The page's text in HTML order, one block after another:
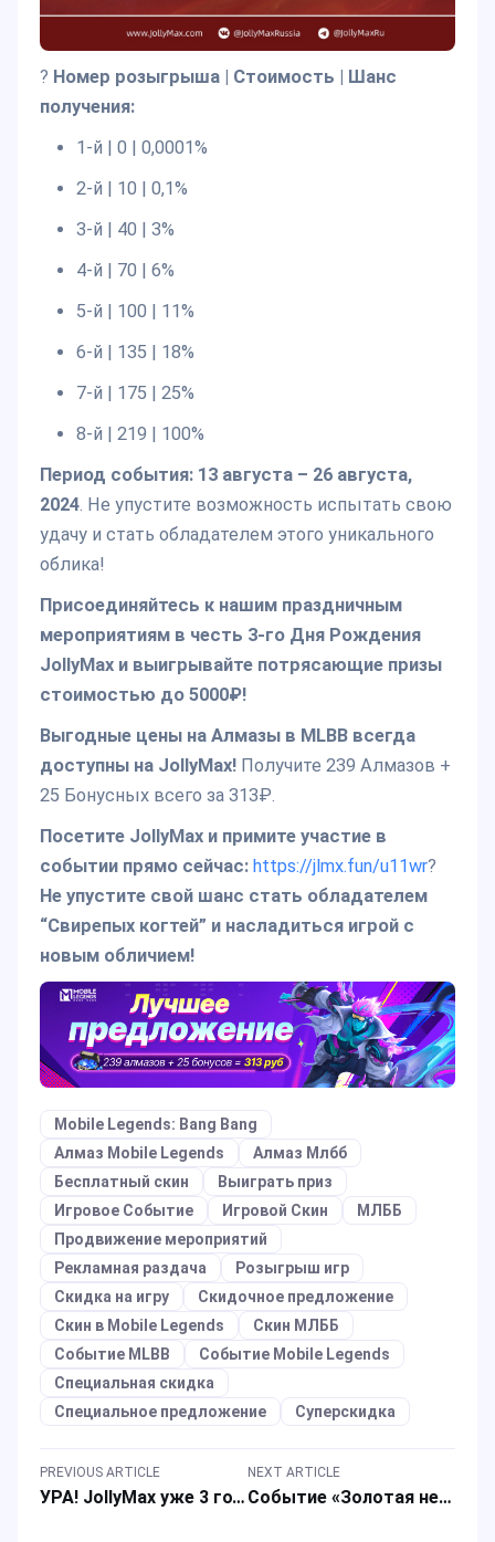
? Номер розыгрыша | Стоимость | Шанс
получения:
1-й | 0 | 0,0001%
2-й | 10 | 0,1%
3-й | 40 | 3%
4-й | 70 | 6%
5-й | 100 | 11%
6-й | 135 | 18%
7-й | 175 | 25%
8-й | 219 | 100%
Период события: 13 августа – 26 августа,
2024. Не упустите возможность испытать свою
удачу и стать обладателем этого уникального
облика!
Присоединяйтесь к нашим праздничным
мероприятиям в честь 3-го Дня Рождения
JollyMax и выигрывайте потрясающие призы
стоимостью до 5000₽!
Выгодные цены на Алмазы в MLBB всегда
доступны на JollyMax! Получите 239 Алмазов +
25 Бонусных всего за 313₽.
Посетите JollyMax и примите участие в
событии прямо сейчас: https://jlmx.fun/u11wr?
Не упустите свой шанс стать обладателем
“Свирепых когтей” и насладиться игрой с
новым обличием!
Mobile Legends: Bang Bang
Алмаз Mobile Legends
Алмаз Млбб
Бесплатный скин
Выиграть приз
Игровое Событие
Игровой Скин
МЛББ
Продвижение мероприятий
Рекламная раздача
Розыгрыш игр
Скидка на игру
Скидочное предложение
Скин в Mobile Legends
Скин МЛББ
Событие MLBB
Событие Mobile Legends
Специальная скидка
Специальное предложение
Суперскидка
PREVIOUS ARTICLE
УРА! JollyMax уже 3 года и мы благодарны, что всё это время вы были вместе с нами
NEXT ARTICLE
Событие «Золотая неделя камелий» начинается уже сегодня